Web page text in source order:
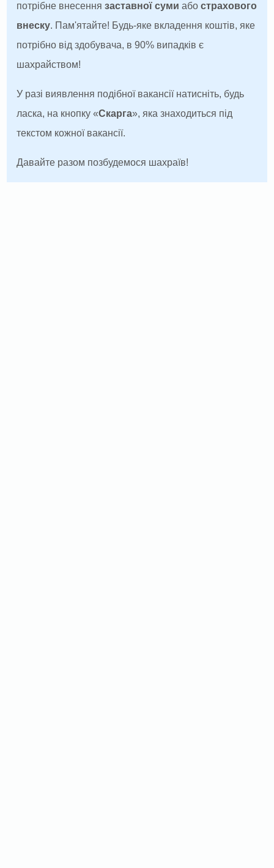
потрібне внесеннязаставної суми абострахового
внеску. Пам'ятайте! Будь-яке вкладення коштів, яке
потрібно від здобувача, в 90% випадків є
шахрайством!
У разі виявлення подібної вакансії натисніть, будь
ласка, на кнопку «Скарга», яка знаходиться під
текстом кожної вакансії.
Давайте разом позбудемося шахраїв!